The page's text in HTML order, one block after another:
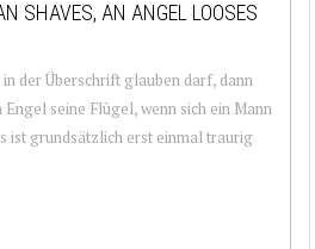
SHAVES, AN ANGEL LOOSES
der Überschrift glauben darf, dann
seine Flügel, wenn sich ein Mann
ist grundsätzlich erst einmal traurig